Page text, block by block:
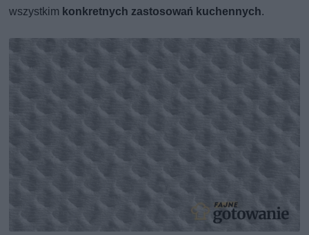
wszystkim konkretnych zastosowań kuchennych.